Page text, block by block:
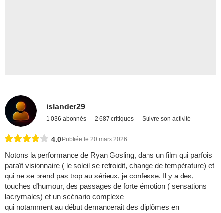
islander29
1 036 abonnés 2 687 critiques Suivre son activité
4,0 Publiée le 20 mars 2026
Notons la performance de Ryan Gosling, dans un film qui parfois
paraît visionnaire ( le soleil se refroidit, change de température) et
qui ne se prend pas trop au sérieux, je confesse. Il y a des,
touches d’humour, des passages de forte émotion ( sensations
lacrymales) et un scénario complexe
qui notamment au début demanderait des diplômes en